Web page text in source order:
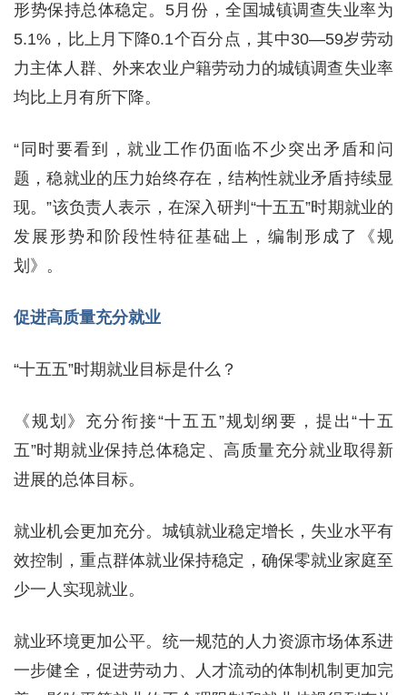
形势保持总体稳定。5月份，全国城镇调查失业率为
5.1%，比上月下降0.1个百分点，其中30—59岁劳动
力主体人群、外来农业户籍劳动力的城镇调查失业率
均比上月有所下降。
“同时要看到，就业工作仍面临不少突出矛盾和问
题，稳就业的压力始终存在，结构性就业矛盾持续显
现。”该负责人表示，在深入研判“十五五”时期就业的
发展形势和阶段性特征基础上，编制形成了《规
划》。
促进高质量充分就业
“十五五”时期就业目标是什么？
《规划》充分衔接“十五五”规划纲要，提出“十五
五”时期就业保持总体稳定、高质量充分就业取得新
进展的总体目标。
就业机会更加充分。城镇就业稳定增长，失业水平有
效控制，重点群体就业保持稳定，确保零就业家庭至
少一人实现就业。
就业环境更加公平。统一规范的人力资源市场体系进
一步健全，促进劳动力、人才流动的体制机制更加完